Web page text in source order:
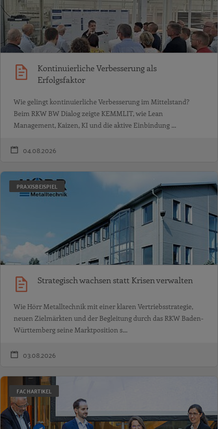
Kontinuierliche Verbesserung als
Erfolgsfaktor
Wie gelingt kontinuierliche Verbesserung im Mittelstand?
Beim RKW BW Dialog zeigte KEMMLIT, wie Lean
Management, Kaizen, KI und die aktive Einbindung …
04.08.2026
PRAXISBEISPIEL
Strategisch wachsen statt Krisen verwalten
Wie Hörr Metalltechnik mit einer klaren Vertriebsstrategie,
neuen Zielmärkten und der Begleitung durch das RKW Baden-
Württemberg seine Marktposition s…
03.08.2026
FACHARTIKEL